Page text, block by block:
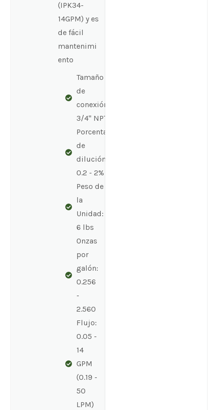
(IPK34-
14GPM) y es
de fácil
mantenimi
ento
Tamaño
de
conexión:
3/4" NPT
Porcentaje
de
dilución:
0.2 - 2%
Peso de
la
Unidad:
6 lbs
Onzas
por
galón:
0.256
-
2.560
Flujo:
0.05 -
14
GPM
(0.19 -
50
LPM)